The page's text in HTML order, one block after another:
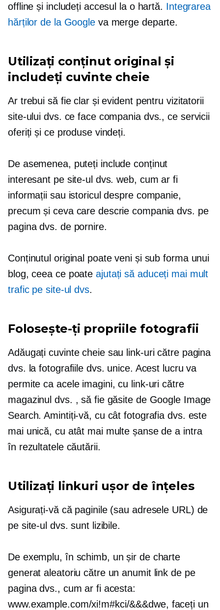
offline și includeți accesul la o hartă. Integrarea
hărților de la Googleva merge departe.
Utilizați conținut original și
includeți cuvinte cheie
Ar trebui să fie clar și evident pentru vizitatorii
site-ului dvs. ce face compania dvs., ce servicii
oferiți și ce produse vindeți.
De asemenea, puteți include conținut
interesant pe site-ul dvs. web, cum ar fi
informații sau istoricul despre companie,
precum și ceva care descrie compania dvs. pe
pagina dvs. de pornire.
Conținutul original poate veni și sub forma unui
blog, ceea ce poate ajutați să aduceți mai mult
trafic pe site-ul dvs.
Folosește-ți propriile fotografii
Adăugați cuvinte cheie sau link-uri către pagina
dvs. la fotografiile dvs. unice. Acest lucru va
permite ca acele imagini, cu link-uri către
magazinul dvs. , să fie găsite de Google Image
Search. Amintiți-vă, cu cât fotografia dvs. este
mai unică, cu atât mai multe șanse de a intra
în rezultatele căutării.
Utilizați linkuri ușor de înțeles
Asigurați-vă că paginile (sau adresele URL) de
pe site-ul dvs. sunt lizibile.
De exemplu, în schimb, un șir de charte
generat aleatoriu către un anumit link de pe
pagina dvs., cum ar fi acesta:
www.example.com/xi!m#kci/&&&dwe, faceți un